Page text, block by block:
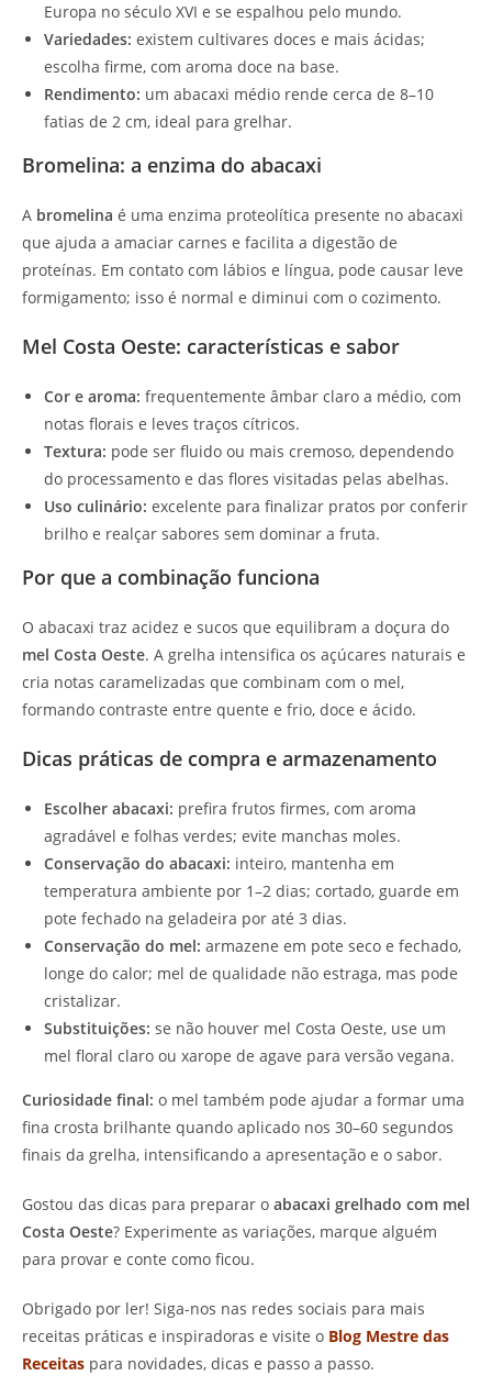
Europa no século XVI e se espalhou pelo mundo.
Variedades: existem cultivares doces e mais ácidas;
escolha firme, com aroma doce na base.
Rendimento: um abacaxi médio rende cerca de 8–10
fatias de 2 cm, ideal para grelhar.
Bromelina: a enzima do abacaxi
A bromelina é uma enzima proteolítica presente no abacaxi
que ajuda a amaciar carnes e facilita a digestão de
proteínas. Em contato com lábios e língua, pode causar leve
formigamento; isso é normal e diminui com o cozimento.
Mel Costa Oeste: características e sabor
Cor e aroma: frequentemente âmbar claro a médio, com
notas florais e leves traços cítricos.
Textura: pode ser fluido ou mais cremoso, dependendo
do processamento e das flores visitadas pelas abelhas.
Uso culinário: excelente para finalizar pratos por conferir
brilho e realçar sabores sem dominar a fruta.
Por que a combinação funciona
O abacaxi traz acidez e sucos que equilibram a doçura do
mel Costa Oeste. A grelha intensifica os açúcares naturais e
cria notas caramelizadas que combinam com o mel,
formando contraste entre quente e frio, doce e ácido.
Dicas práticas de compra e armazenamento
Escolher abacaxi: prefira frutos firmes, com aroma
agradável e folhas verdes; evite manchas moles.
Conservação do abacaxi: inteiro, mantenha em
temperatura ambiente por 1–2 dias; cortado, guarde em
pote fechado na geladeira por até 3 dias.
Conservação do mel: armazene em pote seco e fechado,
longe do calor; mel de qualidade não estraga, mas pode
cristalizar.
Substituições: se não houver mel Costa Oeste, use um
mel floral claro ou xarope de agave para versão vegana.
Curiosidade final: o mel também pode ajudar a formar uma
fina crosta brilhante quando aplicado nos 30–60 segundos
finais da grelha, intensificando a apresentação e o sabor.
Gostou das dicas para preparar o abacaxi grelhado com mel
Costa Oeste? Experimente as variações, marque alguém
para provar e conte como ficou.
Obrigado por ler! Siga-nos nas redes sociais para mais
receitas práticas e inspiradoras e visite o Blog Mestre das
Receitas para novidades, dicas e passo a passo.